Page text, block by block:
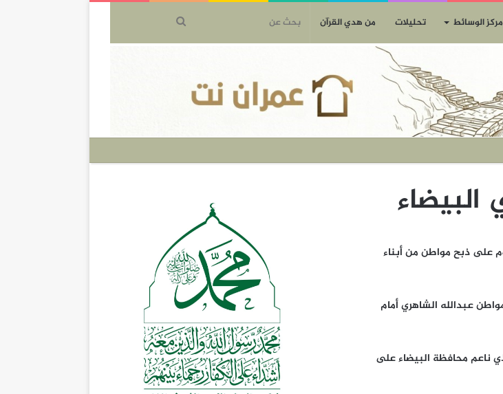
مركز الوسائط تحليلات من هدي القرآن
على ذبح مواطن من أبناء
عبدالله الشاهري أمام
ناعم محافظة البيضاء على